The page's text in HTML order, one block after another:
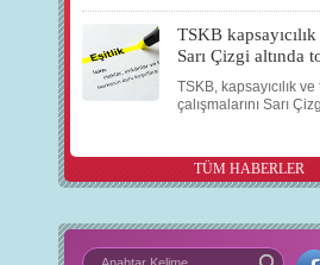
TSKB kapsayıcılık
Sarı Çizgi altında
TSKB, kapsayıcılık
çalışmalarını Sarı
TÜM HABERLER